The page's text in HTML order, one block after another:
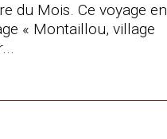
du Mois. Ce voyage en
« Montaillou, village